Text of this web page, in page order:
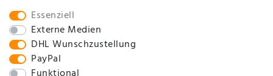
Essenziell
Externe Medien
DHL Wunschzustellung
PayPal